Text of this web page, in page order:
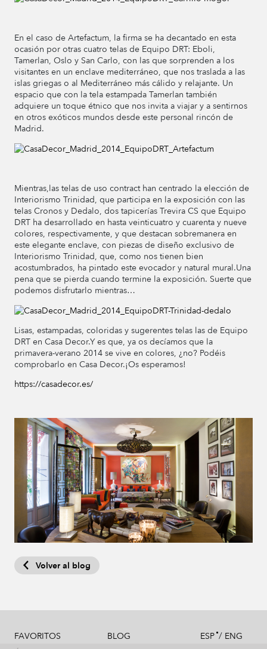
En el caso de Artefactum, la firma se ha decantado en esta
ocasión por otras cuatro telas de Equipo DRT: Eboli,
Tamerlan, Oslo y San Carlo, con las que sorprenden a los
visitantes en un enclave mediterráneo, que nos traslada a las
islas griegas o al Mediterráneo más cálido y relajante. Un
espacio que con la tela estampada Tamerlan también
adquiere un toque étnico que nos invita a viajar y a sentirnos
en otros exóticos mundos desde este personal rincón de
Madrid.
Mientras,las telas de uso contract han centrado la elección de
Interiorismo Trinidad, que participa en la exposición con las
telas Cronos y Dedalo, dos tapicerías Trevira CS que Equipo
DRT ha desarrollado en hasta veinticuatro y cuarenta y nueve
colores, respectivamente, y que destacan sobremanera en
este elegante enclave, con piezas de diseño exclusivo de
Interiorismo Trinidad, que, como nos tienen bien
acostumbrados, ha pintado este evocador y natural mural.Una
pena que se pierda cuando termine la exposición. Suerte que
podemos disfrutarlo mientras…
Lisas, estampadas, coloridas y sugerentes telas las de Equipo
DRT en Casa Decor.Y es que, ya os decíamos que la
primavera-verano 2014 se vive en colores, ¿no? Podéis
comprobarlo en Casa Decor.¡Os esperamos!
https://casadecor.es/
Volver al blog
FAVORITOS
BLOG
ESP/ ENG